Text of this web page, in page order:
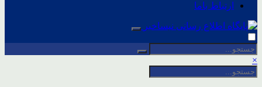
ارتباط باما
×